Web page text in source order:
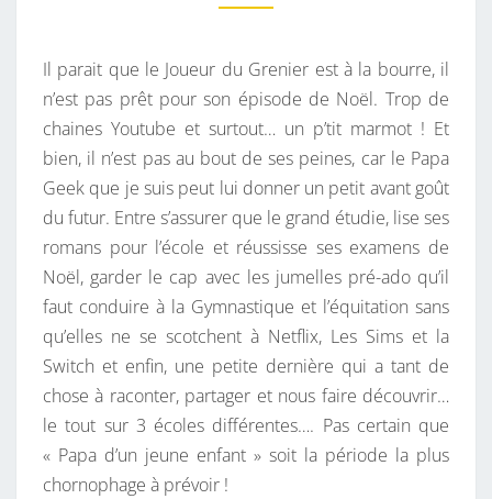
A
D
P
O
U
R
U
N
H
A
P
P
Y
G
E
A
I
R
E
Il parait que le Joueur du Grenier est à la bourre, il
n’est pas prêt pour son épisode de Noël. Trop de
chaines Youtube et surtout… un p’tit marmot ! Et
bien, il n’est pas au bout de ses peines, car le Papa
Geek que je suis peut lui donner un petit avant goût
du futur. Entre s’assurer que le grand étudie, lise ses
romans pour l’école et réussisse ses examens de
Noël, garder le cap avec les jumelles pré-ado qu’il
faut conduire à la Gymnastique et l’équitation sans
qu’elles ne se scotchent à Netflix, Les Sims et la
Switch et enfin, une petite dernière qui a tant de
chose à raconter, partager et nous faire découvrir…
le tout sur 3 écoles différentes…. Pas certain que
« Papa d’un jeune enfant » soit la période la plus
chornophage à prévoir !